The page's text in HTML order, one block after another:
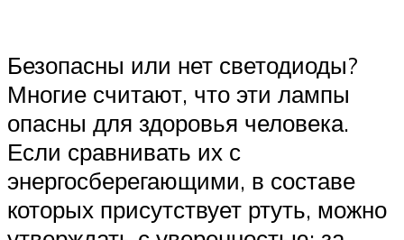
Безопасны или нет светодиоды?
Многие считают, что эти лампы
опасны для здоровья человека.
Если сравнивать их с
энергосберегающими, в составе
которых присутствует ртуть, можно